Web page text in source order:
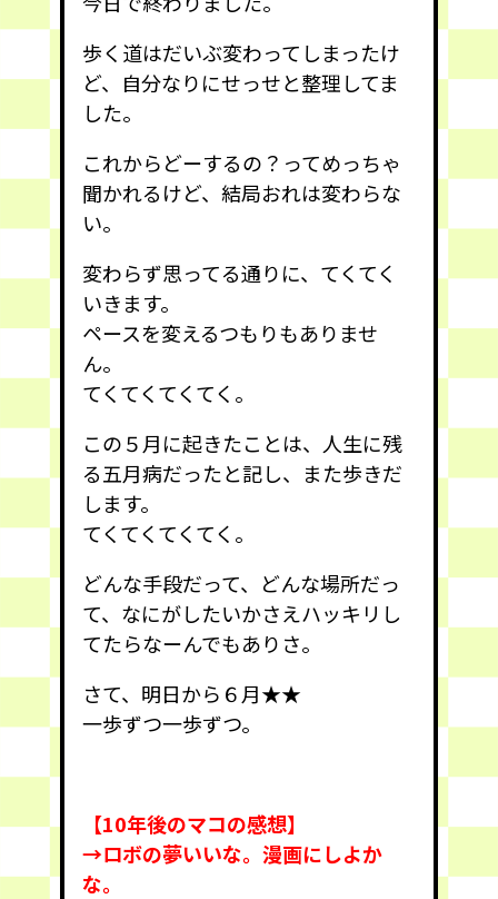
歩く道はだいぶ変わってしまったけ
ど、自分なりにせっせと整理してま
した。
これからどーするの？ってめっちゃ
聞かれるけど、結局おれは変わらな
い。
変わらず思ってる通りに、てくてく
いきます。
ペースを変えるつもりもありませ
ん。
てくてくてくてく。
この５月に起きたことは、人生に残
る五月病だったと記し、また歩きだ
します。
てくてくてくてく。
どんな手段だって、どんな場所だっ
て、なにがしたいかさえハッキリし
てたらなーんでもありさ。
さて、明日から６月★★
一歩ずつ一歩ずつ。
【10年後のマコの感想】
→ロボの夢いいな。漫画にしよか
な。